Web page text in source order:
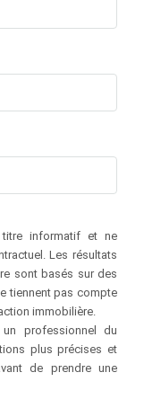
informatif et ne
Les résultats
sont basés sur des
tiennent pas compte
immobilière.
professionnel du
plus précises et
de prendre une